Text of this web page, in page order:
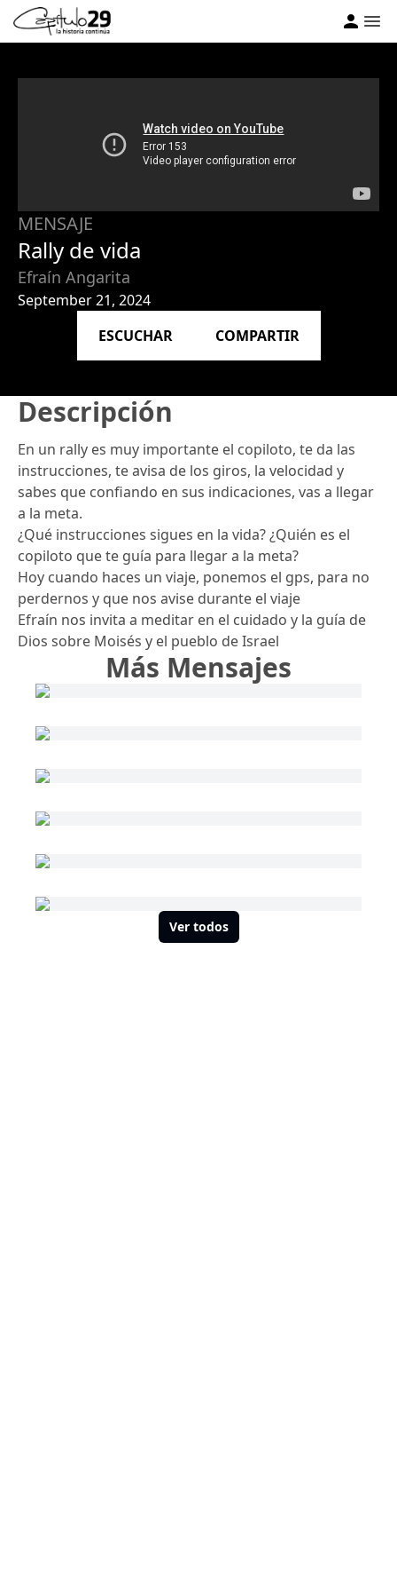
MENSAJE
Rally de vida
Efraín Angarita
September 21, 2024
ESCUCHAR
COMPARTIR
Descripción
En un rally es muy importante el copiloto, te da las
instrucciones, te avisa de los giros, la velocidad y
sabes que confiando en sus indicaciones, vas a llegar
a la meta.
¿Qué instrucciones sigues en la vida? ¿Quién es el
copiloto que te guía para llegar a la meta?
Hoy cuando haces un viaje, ponemos el gps, para no
perdernos y que nos avise durante el viaje
Efraín nos invita a meditar en el cuidado y la guía de
Dios sobre Moisés y el pueblo de Israel
Más Mensajes
Ver todos